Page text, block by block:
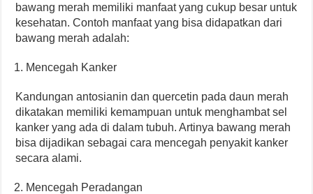
bawang merah memiliki manfaat yang cukup besar untuk
kesehatan. Contoh manfaat yang bisa didapatkan dari
bawang merah adalah:
Mencegah Kanker
Kandungan antosianin dan quercetin pada daun merah
dikatakan memiliki kemampuan untuk menghambat sel
kanker yang ada di dalam tubuh. Artinya bawang merah
bisa dijadikan sebagai cara mencegah penyakit kanker
secara alami.
Mencegah Peradangan